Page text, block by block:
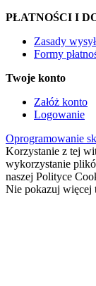
PŁATNOŚCI I
Zasady
Formy
Twoje konto
Załóż konto
Logowanie
Oprogramowanie
Korzystanie z tej
wykorzystanie
naszej Polityce
Nie pokazuj więcej